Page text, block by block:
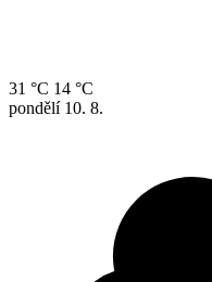
31 °C 14 °C
pondělí 10. 8.